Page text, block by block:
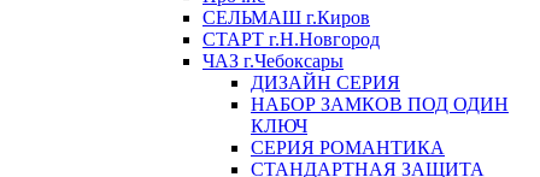
СЕЛЬМАШ г.Киров
СТАРТ г.Н.Новгород
ЧАЗ г.Чебоксары
ДИЗАЙН СЕРИЯ
НАБОР ЗАМКОВ ПОД ОДИН
КЛЮЧ
СЕРИЯ РОМАНТИКА
СТАНДАРТНАЯ ЗАЩИТА